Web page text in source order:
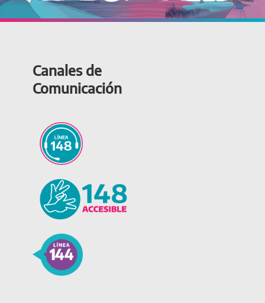
Canales de
Comunicación